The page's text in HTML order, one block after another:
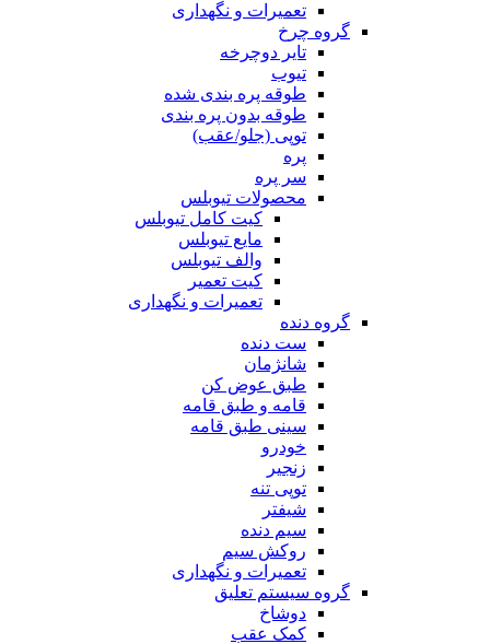
تعمیرات و نگهداری
گروه چرخ
تایر دوچرخه
تیوب
طوقه پره بندی شده
طوقه بدون پره بندی
توپی (جلو/عقب)
پره
سر پره
محصولات تیوبلس
کیت کامل تیوبلس
مایع تیوبلس
والف تیوبلس
کیت تعمیر
تعمیرات و نگهداری
گروه دنده
ست دنده
شانژمان
طبق عوض کن
قامه و طبق قامه
سینی طبق قامه
خودرو
زنجیر
توپی تنه
شیفتر
سیم دنده
روکش سیم
تعمیرات و نگهداری
گروه سیستم تعلیق
دوشاخ
کمک عقب